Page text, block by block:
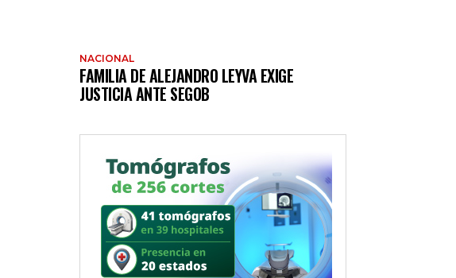
NACIONAL
FAMILIA DE ALEJANDRO LEYVA EXIGE
JUSTICIA ANTE SEGOB